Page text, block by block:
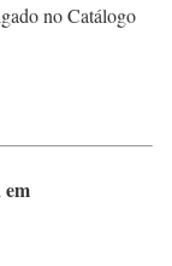
no Catálogo